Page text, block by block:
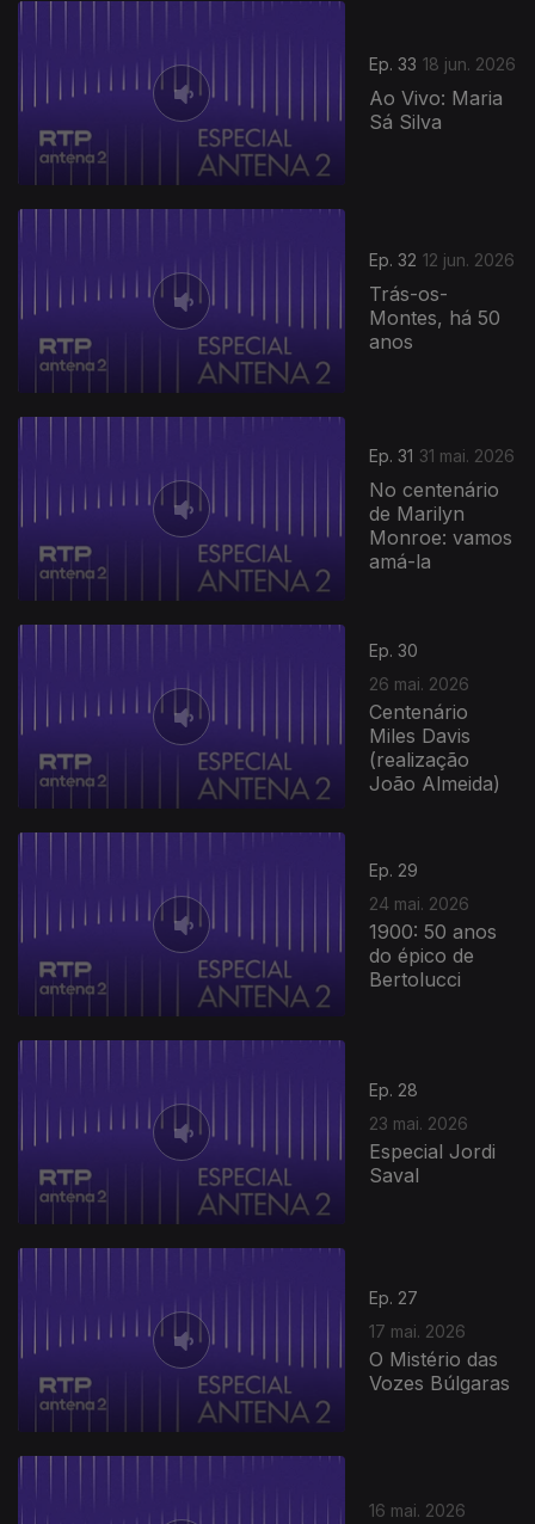
Ep. 33 18 jun. 2026
Ao Vivo: Maria
Sá Silva
Ep. 32 12 jun. 2026
Trás-os-
Montes, há 50
anos
Ep. 31 31 mai. 2026
No centenário
de Marilyn
Monroe: vamos
amá-la
Ep. 30
26 mai. 2026
Centenário
Miles Davis
(realização
João Almeida)
Ep. 29
24 mai. 2026
1900: 50 anos
do épico de
Bertolucci
Ep. 28
23 mai. 2026
Especial Jordi
Saval
932216
Ep. 27
17 mai. 2026
O Mistério das
Vozes Búlgaras
16 mai. 2026